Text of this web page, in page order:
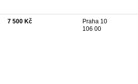
7 500 Kč
Praha 10
106 00